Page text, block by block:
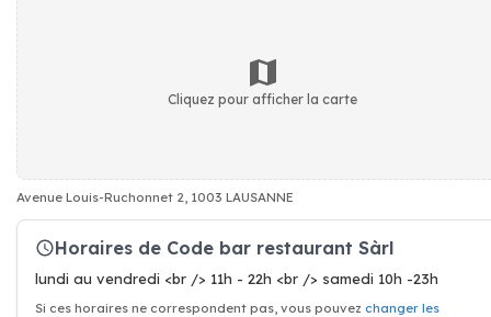
Cliquez pour afficher la carte
Avenue Louis-Ruchonnet 2, 1003 LAUSANNE
Horaires de Code bar restaurant Sàrl
lundi au vendredi <br /> 11h - 22h <br /> samedi 10h -23h
Si ces horaires ne correspondent pas, vous pouvez changer les